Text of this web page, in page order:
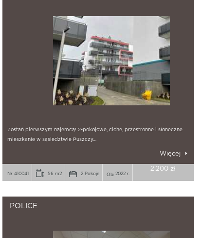
Zostań pierwszym najemcą! 2-pokojowe, ciche, przestronne i słoneczne
mieszkanie w sąsiedztwie Puszczy…
Więcej
Nr 410041 56 m2 2 Pokoje 2022 r.
2.200 zł
POLICE